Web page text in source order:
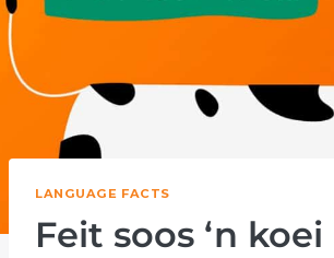
LANGUAGE FACTS
Feit soos ‘n koei